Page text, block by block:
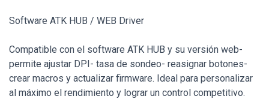
Software ATK HUB / WEB Driver
Compatible con el software ATK HUB y su versión web-
permite ajustar DPI- tasa de sondeo- reasignar botones-
crear macros y actualizar firmware. Ideal para personalizar
al máximo el rendimiento y lograr un control competitivo.